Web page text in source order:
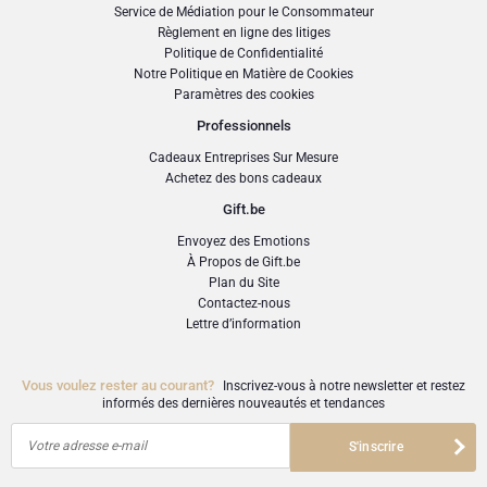
Heures de combustion : 42
Vous voulez rester au courant?
Inscrivez-vous à notre newsletter et restez
informés des dernières nouveautés et tendances
Votre adresse e-mail S'inscrire
Service de Médiation pour le Consommateur
Règlement en ligne des litiges
Politique de Confidentialité
Notre Politique en Matière de Cookies
Paramètres des cookies
Professionnels
Cadeaux Entreprises Sur Mesure
Achetez des bons cadeaux
Gift.be
Envoyez des Emotions
À Propos de Gift.be
Plan du Site
Contactez-nous
Lettre d’information